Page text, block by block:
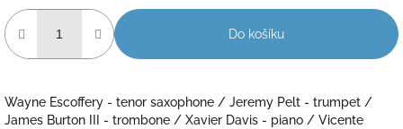
cena:
Do košíku
Wayne Escoffery - tenor saxophone / Jeremy Pelt - trumpet /
James Burton III - trombone / Xavier Davis - piano / Vicente